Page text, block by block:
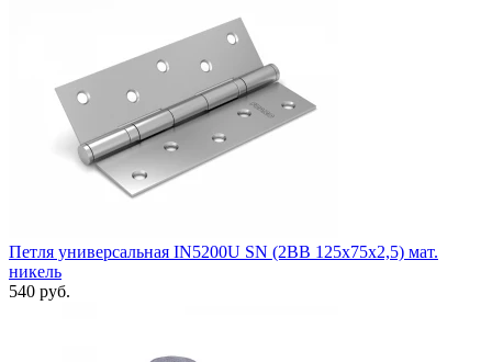
Петля универсальная IN5200U SN (2BB 125x75x2,5) мат.
никель
540 руб.